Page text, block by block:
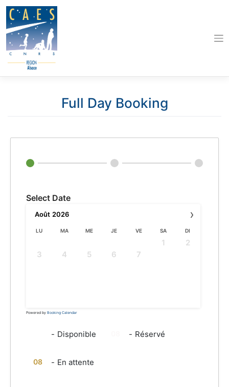
content
Full Day Booking
Select Date
›
Août 2026
LU MA ME JE VE SA DI
1
2
3
4 5 6 7
Powered by Booking Calendar
- Disponible - Réservé
08 - En attente